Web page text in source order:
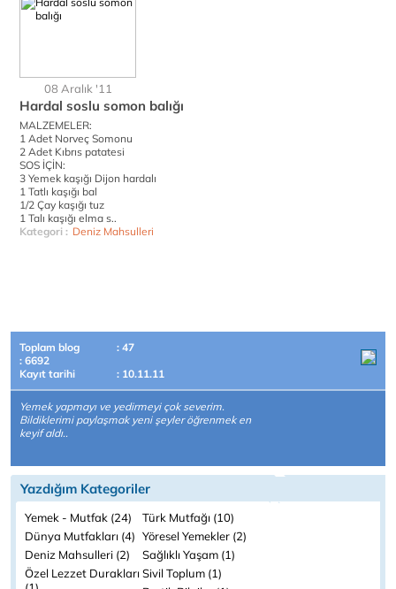
08 Aralık '11
Hardal soslu somon balığı
MALZEMELER:
1 Adet Norveç Somonu
2 Adet Kıbrıs patatesi
SOS İÇİN:
3 Yemek kaşığı Dijon hardalı
1 Tatlı kaşığı bal
1/2 Çay kaşığı tuz
1 Talı kaşığı elma s..
Kategori : Deniz Mahsulleri
Toplam blog
: 47
: 6692
Kayıt tarihi
: 10.11.11
Yemek yapmayı ve yedirmeyi çok severim.
Bildiklerimi paylaşmak yeni şeyler öğrenmek en
keyif aldı..
Yazdığım Kategoriler
Yemek - Mutfak (24)
Türk Mutfağı (10)
Dünya Mutfakları (4) Yöresel Yemekler (2)
Deniz Mahsulleri (2)
Sağlıklı Yaşam (1)
Özel Lezzet Durakları Sivil Toplum (1)